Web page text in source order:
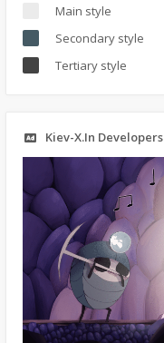
Main style
Secondary style
Tertiary style
Kiev-X.In Developers